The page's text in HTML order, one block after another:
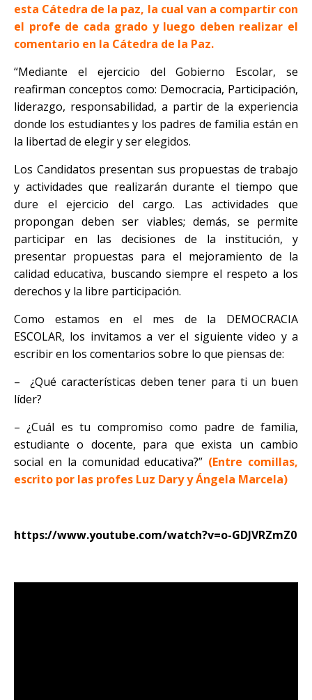
esta Cátedra de la paz, la cual van a compartir con
el profe de cada grado y luego deben realizar el
comentario en la Cátedra de la Paz.
“Mediante el ejercicio del Gobierno Escolar, se
reafirman conceptos como: Democracia, Participación,
liderazgo, responsabilidad, a partir de la experiencia
donde los estudiantes y los padres de familia están en
la libertad de elegir y ser elegidos.
Los Candidatos presentan sus propuestas de trabajo
y actividades que realizarán durante el tiempo que
dure el ejercicio del cargo. Las actividades que
propongan deben ser viables; demás, se permite
participar en las decisiones de la institución, y
presentar propuestas para el mejoramiento de la
calidad educativa, buscando siempre el respeto a los
derechos y la libre participación.
Como estamos en el mes de la DEMOCRACIA
ESCOLAR, los invitamos a ver el siguiente video y a
escribir en los comentarios sobre lo que piensas de:
– ¿Qué características deben tener para ti un buen
líder?
– ¿Cuál es tu compromiso como padre de familia,
estudiante o docente, para que exista un cambio
social en la comunidad educativa?” (Entre comillas,
escrito por las profes Luz Dary y Ángela Marcela)
https://www.youtube.com/watch?v=o-GDJVRZmZ0